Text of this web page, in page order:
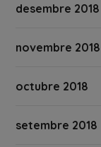
desembre 2018
novembre 2018
octubre 2018
setembre 2018